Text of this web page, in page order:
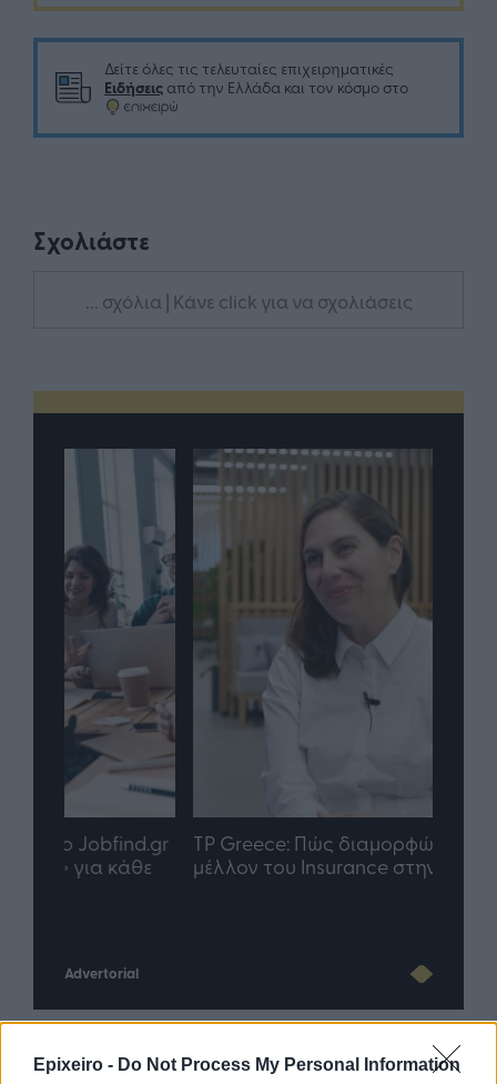
Epixeiro - Do Not Process My Personal Information
Δείτε όλες τις τελευταίες επιχειρηματικές
Ειδήσεις από την Ελλάδα και τον κόσμο στο
Σχολιάστε
... σχόλια | Κάνε click για να σχολιάσεις
TP Greece: Πώς διαμορφώνεται το
μέλλον του Insurance στην εποχή του AI
Advertorial